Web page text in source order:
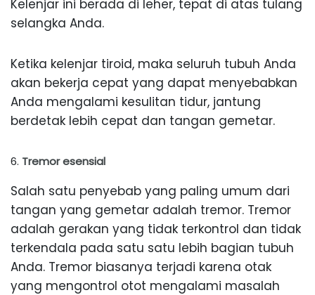
Kelenjar ini berada di leher, tepat di atas tulang
selangka Anda.
Ketika kelenjar tiroid, maka seluruh tubuh Anda
akan bekerja cepat yang dapat menyebabkan
Anda mengalami kesulitan tidur, jantung
berdetak lebih cepat dan tangan gemetar.
Tremor esensial
Salah satu penyebab yang paling umum dari
tangan yang gemetar adalah tremor. Tremor
adalah gerakan yang tidak terkontrol dan tidak
terkendala pada satu satu lebih bagian tubuh
Anda. Tremor biasanya terjadi karena otak
yang mengontrol otot mengalami masalah